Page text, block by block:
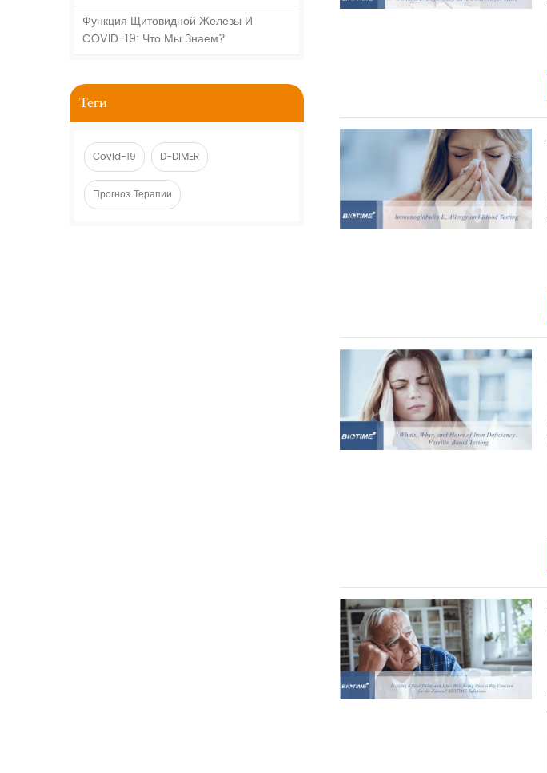
Функция Щитовидной Железы И
COVID-19: Что Мы Знаем?
Теги
Covid-19 D-DIMER
Прогноз Терапии